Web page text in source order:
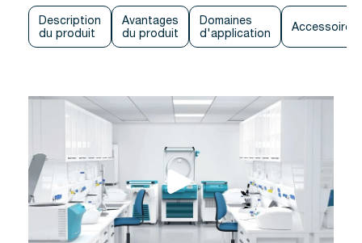
Description
du produit
Avantages
du produit
Domaines
d'application
Accessoires